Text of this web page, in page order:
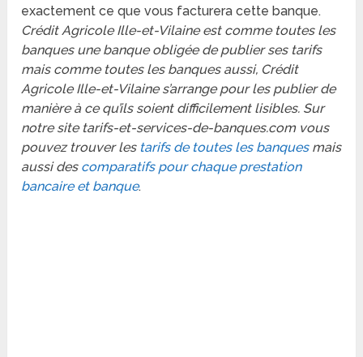
exactement ce que vous facturera cette banque.
Crédit Agricole Ille-et-Vilaine est comme toutes les
banques une banque obligée de publier ses tarifs
mais comme toutes les banques aussi, Crédit
Agricole Ille-et-Vilaine s’arrange pour les publier de
manière à ce qu’ils soient difficilement lisibles. Sur
notre site tarifs-et-services-de-banques.com vous
pouvez trouver les tarifs de toutes les banquesmais
aussi des comparatifs pour chaque prestation
bancaire et banque.